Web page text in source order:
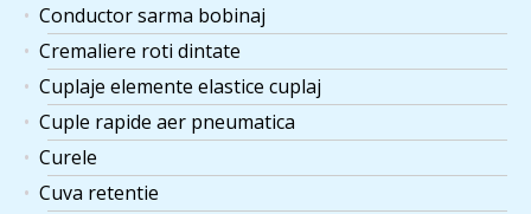
Conductor sarma bobinaj
Cremaliere roti dintate
Cuplaje elemente elastice cuplaj
Cuple rapide aer pneumatica
Curele
Cuva retentie